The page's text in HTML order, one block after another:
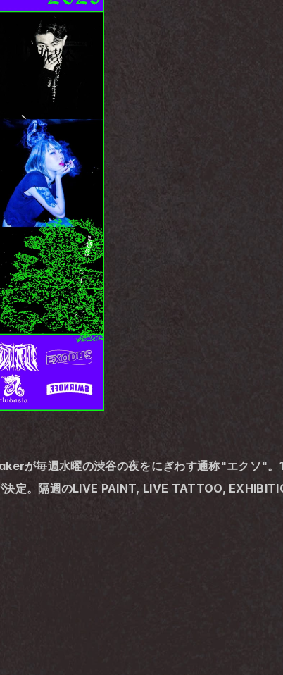
が毎週水曜の渋谷の夜をにぎわす通称"エクソ"。
定。隔週のLIVE PAINT, LIVE TATTOO,